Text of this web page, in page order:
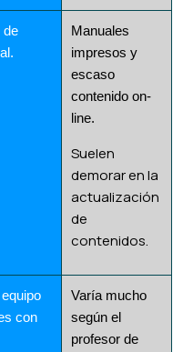
de
Manuales
impresos y
escaso
contenido on-
line.
Suelen
demorar en la
actualización
de
contenidos.
con
Varía mucho
según el
profesor de